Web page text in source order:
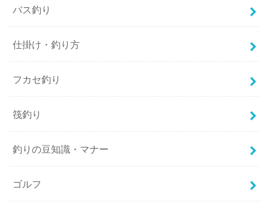
バス釣り
仕掛け・釣り方
フカセ釣り
筏釣り
釣りの豆知識・マナー
ゴルフ